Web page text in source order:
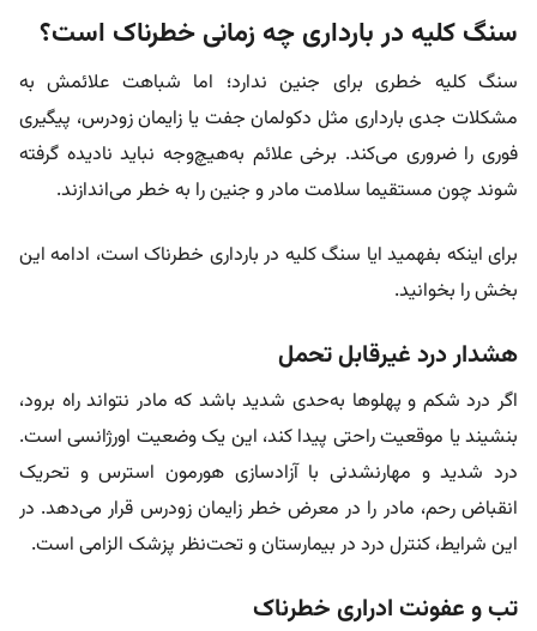
سنگ کلیه در بارداری چه زمانی خطرناک است؟
سنگ کلیه خطری برای جنین ندارد؛ اما شباهت علائمش به
مشکلات جدی بارداری مثل دکولمان جفت یا زایمان زودرس، پیگیری
فوری را ضروری می‌کند. برخی علائم به‌هیچ‌وجه نباید نادیده‌ گرفته‌
شوند چون مستقیما سلامت مادر و جنین را به خطر می‌اندازند.
برای اینکه بفهمید ایا سنگ کلیه در بارداری خطرناک است، ادامه این
بخش را بخوانید.
هشدار درد غیرقابل تحمل
اگر درد شکم و پهلوها به‌حدی شدید باشد که مادر نتواند راه برود،
بنشیند یا موقعیت راحتی پیدا کند، این یک وضعیت اورژانسی است.
درد شدید و مهارنشدنی با آزادسازی هورمون‌ استرس و تحریک
انقباض رحم، مادر را در معرض خطر زایمان زودرس قرار می‌دهد. در
این شرایط، کنترل درد در بیمارستان و تحت‌نظر پزشک الزامی است.
تب و عفونت ادراری خطرناک